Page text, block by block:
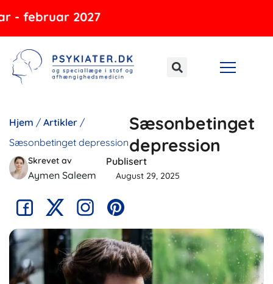
indholdet
2027
Hjem / Artikler /
Sæsonbetinget depression
Sæsonbetinget
depression
Skrevet av
Aymen Saleem
Publisert
August 29, 2025